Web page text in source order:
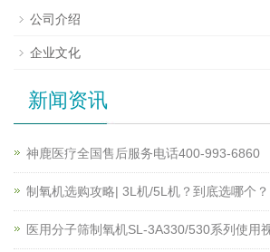
公司介绍
企业文化
新闻资讯
神鹿医疗全国售后服务电话400-993-6860
制氧机选购攻略| 3L机/5L机？到底选哪个？
医用分子筛制氧机SL-3A330/530系列使用